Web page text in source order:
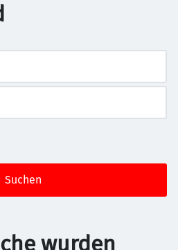
Suchen
wurden